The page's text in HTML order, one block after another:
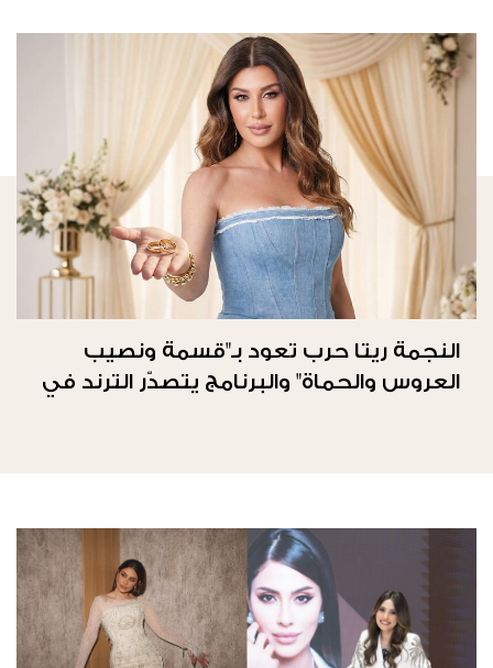
النجمة ريتا حرب تعود بـ"قسمة ونصيب
العروس والحماة" والبرنامج يتصدّر الترند في